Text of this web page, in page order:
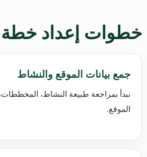
خطوات إعداد خطة
جمع بيانات الموقع والنشاط
نبدأ بمراجعة طبيعة النشاط،
الموقع.